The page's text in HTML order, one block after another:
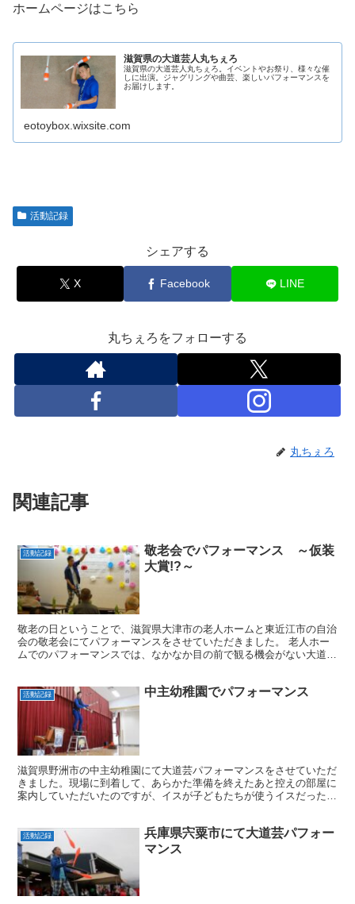
ホームページはこちら
滋賀県の大道芸人丸ちぇろ
滋賀県の大道芸人丸ちぇろ。イベントやお祭り、様々な催
しに出演。ジャグリングや曲芸、楽しいパフォーマンスを
お届けします。
eotoybox.wixsite.com
活動記録
シェアする
X Facebook LINE
丸ちぇろをフォローする
丸ちぇろ
関連記事
活動記録
敬老会でパフォーマンス ～仮装
大賞!?～
敬老の日ということで、滋賀県大津市の老人ホームと東近江市の自治
会の敬老会にてパフォーマンスをさせていただきました。 老人ホー
ムでのパフォーマンスでは、なかなか目の前で観る機会がない大道芸
活動記録 中主幼稚園でパフォーマンス
滋賀県野洲市の中主幼稚園にて大道芸パフォーマンスをさせていただ
きました。現場に到着して、あらかた準備を終えたあと控えの部屋に
案内していただいたのですが、イスが子どもたちが使うイスだったの
活動記録
兵庫県宍粟市にて大道芸パフォー
マンス